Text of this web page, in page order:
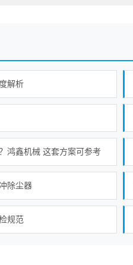
解析
鸿鑫机械 这套方案可参考
除尘器
规范